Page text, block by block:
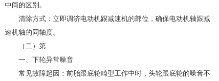
中间的区别。
清除方式：立即调济电动机跟减速机的部位，确保电动机轴跟减
速机轴的同轴度。
（二）第
一、下轮异常噪音
常见故障起因：前胎跟底轮畸型工作中时，头轮跟底轮的噪音不